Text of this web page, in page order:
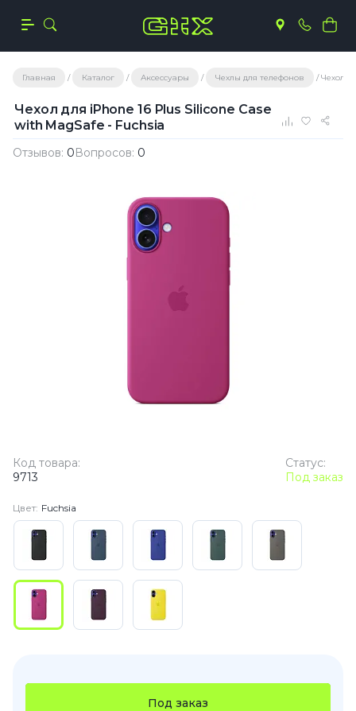
Главная Каталог Аксессуары Чехлы для телефонов Чехол
Чехол для iPhone 16 Plus Silicone Case
with MagSafe - Fuchsia
Отзывов: 0Вопросов: 0
Статус:
Под заказ
Код товара:
9713
Цвет: Fuchsia
Под заказ